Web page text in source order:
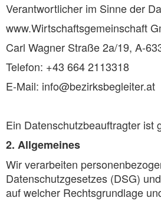
Verantwortlicher im Sinne der
www.Wirtschaftsgemeinschaft
Carl Wagner Straße 2a/19, A-
Telefon: +43 664 2113318
E-Mail: info@bezirksbegleiter.at
Ein Datenschutzbeauftragter ist
2. Allgemeines
Wir verarbeiten
Datenschutzgesetzes (DSG)
auf welcher Rechtsgrundlage